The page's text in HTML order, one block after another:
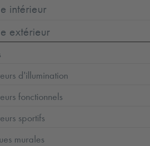
intérieur
extérieur
d'illumination
fonctionnels
sportifs
murales